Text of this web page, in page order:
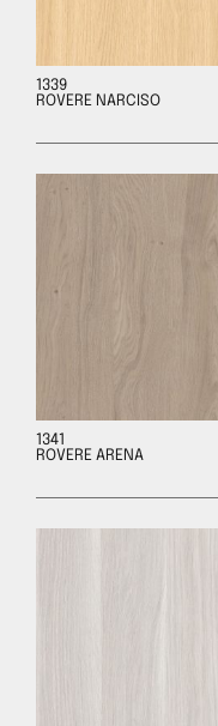
1339
ROVERE NARCISO
1341
ROVERE ARENA